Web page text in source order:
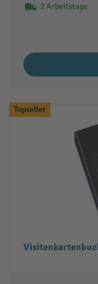
2 Arbeitstage
Topseller